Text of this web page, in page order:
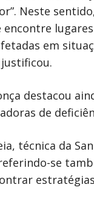
Neste
encontre
em
destacou
de
técnica da
se